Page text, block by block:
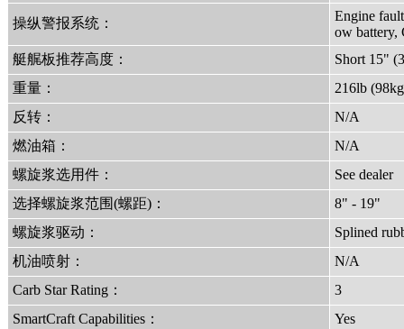
操纵警报系统：
Engine
ow battery,
艇艉板推荐高度：
Short 15"
重量：
216lb
反转：
N/A
燃油箱：
N/A
螺旋浆选用件：
See dealer
选择螺旋浆范围(螺距)：
8" - 19"
螺旋浆驱动：
Splined
机油喷射：
N/A
Carb Star Rating：
3
SmartCraft Capabilities：
Yes